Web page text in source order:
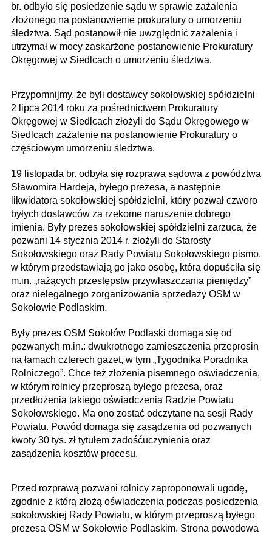
br. odbyło się posiedzenie sądu w sprawie zażalenia
złożonego na postanowienie prokuratury o umorzeniu
śledztwa. Sąd postanowił nie uwzględnić zażalenia i
utrzymał w mocy zaskarżone postanowienie Prokuratury
Okręgowej w Siedlcach o umorzeniu śledztwa.
Przypomnijmy, że byli dostawcy sokołowskiej spółdzielni
2 lipca 2014 roku za pośrednictwem Prokuratury
Okręgowej w Siedlcach złożyli do Sądu Okręgowego w
Siedlcach zażalenie na postanowienie Prokuratury o
częściowym umorzeniu śledztwa.
19 listopada br. odbyła się rozprawa sądowa z powództwa
Sławomira Hardeja, byłego prezesa, a następnie
likwidatora sokołowskiej spółdzielni, który pozwał czworo
byłych dostawców za rzekome naruszenie dobrego
imienia. Były prezes sokołowskiej spółdzielni zarzuca, że
pozwani 14 stycznia 2014 r. złożyli do Starosty
Sokołowskiego oraz Rady Powiatu Sokołowskiego pismo,
w którym przedstawiają go jako osobę, która dopuściła się
m.in. „rażących przestępstw przywłaszczania pieniędzy”
oraz nielegalnego zorganizowania sprzedaży OSM w
Sokołowie Podlaskim.
Były prezes OSM Sokołów Podlaski domaga się od
pozwanych m.in.: dwukrotnego zamieszczenia przeprosin
na łamach czterech gazet, w tym „Tygodnika Poradnika
Rolniczego”. Chce też złożenia pisemnego oświadczenia,
w którym rolnicy przeproszą byłego prezesa, oraz
przedłożenia takiego oświadczenia Radzie Powiatu
Sokołowskiego. Ma ono zostać odczytane na sesji Rady
Powiatu. Powód domaga się zasądzenia od pozwanych
kwoty 30 tys. zł tytułem zadośćuczynienia oraz
zasądzenia kosztów procesu.
Przed rozprawą pozwani rolnicy zaproponowali ugodę,
zgodnie z którą złożą oświadczenia podczas posiedzenia
sokołowskiej Rady Powiatu, w którym przeproszą byłego
prezesa OSM w Sokołowie Podlaskim. Strona powodowa